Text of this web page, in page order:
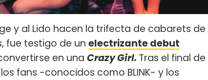
y al Lido hacen la trifecta de cabarets de
fue testigo de un electrizante debut
en una Crazy Girl. Tras el final de
fans -conocidos como BLINK- y los